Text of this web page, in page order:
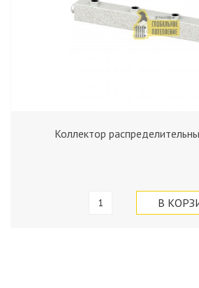
Коллектор